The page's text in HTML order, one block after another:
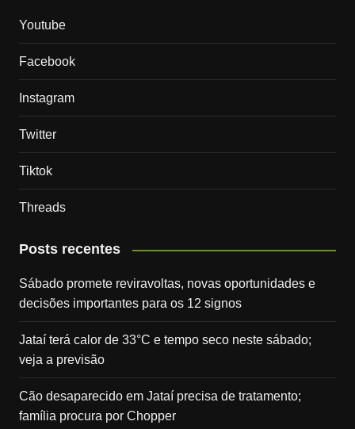
Youtube
Facebook
Instagram
Twitter
Tiktok
Threads
Posts recentes
Sábado promete reviravoltas, novas oportunidades e
decisões importantes para os 12 signos
Jataí terá calor de 33°C e tempo seco neste sábado;
veja a previsão
Cão desaparecido em Jataí precisa de tratamento;
família procura por Chopper